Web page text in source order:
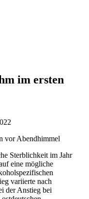
im ersten
Sterblichkeit im Jahr
eine mögliche
variierte nach
der Anstieg bei